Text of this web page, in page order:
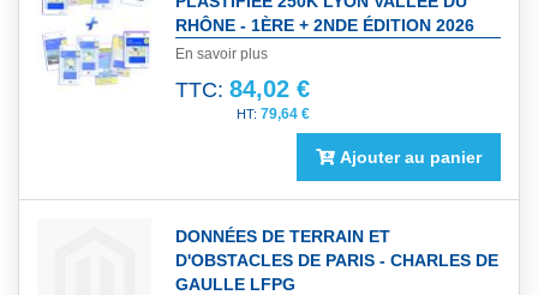
RHÔNE - 1ÈRE + 2NDE ÉDITION 2026
En savoir plus
TTC: 84,02 €
79,64 €
Ajouter au panier
DONNÉES DE TERRAIN ET
D'OBSTACLES DE PARIS - CHARLES DE
GAULLE LFPG